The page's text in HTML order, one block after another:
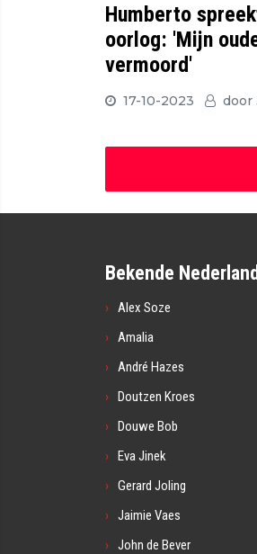
Humberto
oorlog: 'Mijn
vermoord'
17-10-2023 door
Bekende
Alex Soze
Amalia
André Hazes
Doutzen Kroes
Douwe Bob
Eva Jinek
Gerard Joling
Jaimie Vaes
John de Bever